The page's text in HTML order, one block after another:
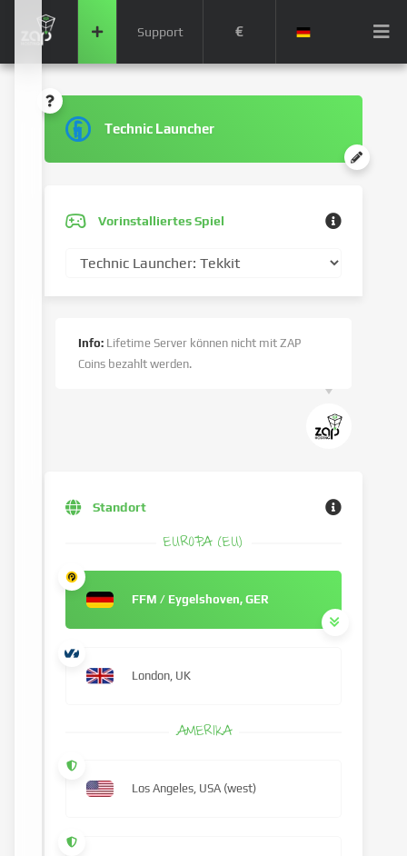
Support €
Technic Launcher
Vorinstalliertes Spiel
Info: Lifetime Server können nicht mit ZAP
Coins bezahlt werden.
Standort
EUROPA (EU)
FFM / Eygelshoven, GER
London, UK
AMERIKA
Los Angeles, USA (west)